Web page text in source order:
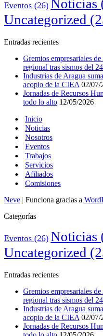
Eventos (26) Noticias
Uncategorized
Entradas recientes
Gremios empresariales
regional tras sismos del
Industrias de Aragua
acopio de la CIEA 02/07/
Jornadas de Recursos
todo lo alto 12/05/2026
Inicio
Noticias
Nosotros
Eventos
Trabajos
Servicios
Afiliados
Comisiones
Neve | Funciona gracias a
Categorías
Eventos (26) Noticias
Uncategorized
Entradas recientes
Gremios empresariales
regional tras sismos del
Industrias de Aragua
acopio de la CIEA 02/07/
Jornadas de Recursos